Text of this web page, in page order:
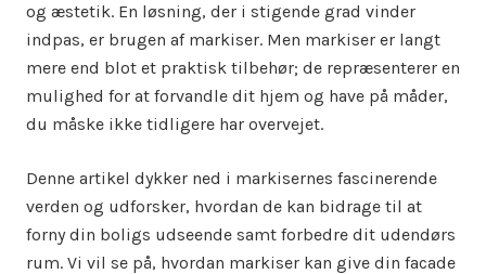
og æstetik. En løsning, der i stigende grad vinder
indpas, er brugen af markiser. Men markiser er langt
mere end blot et praktisk tilbehør; de repræsenterer en
mulighed for at forvandle dit hjem og have på måder,
du måske ikke tidligere har overvejet.
Denne artikel dykker ned i markisernes fascinerende
verden og udforsker, hvordan de kan bidrage til at
forny din boligs udseende samt forbedre dit udendørs
rum. Vi vil se på, hvordan markiser kan give din facade